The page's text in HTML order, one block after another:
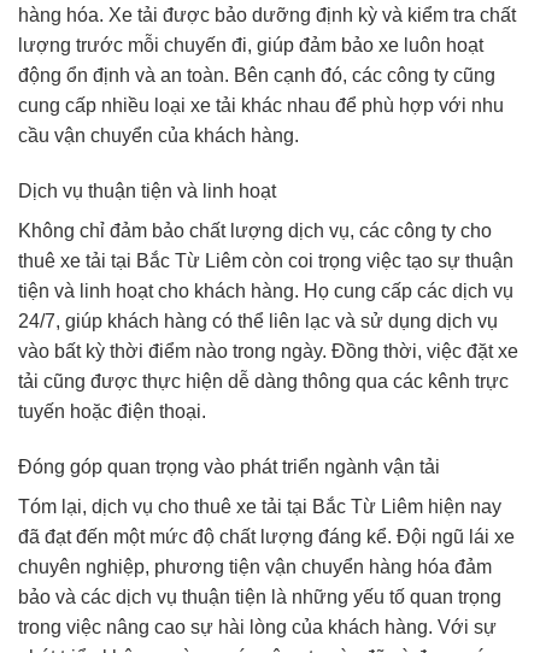
hàng hóa. Xe tải được bảo dưỡng định kỳ và kiểm tra chất
lượng trước mỗi chuyến đi, giúp đảm bảo xe luôn hoạt
động ổn định và an toàn. Bên cạnh đó, các công ty cũng
cung cấp nhiều loại xe tải khác nhau để phù hợp với nhu
cầu vận chuyển của khách hàng.
Dịch vụ thuận tiện và linh hoạt
Không chỉ đảm bảo chất lượng dịch vụ, các công ty cho
thuê xe tải tại Bắc Từ Liêm còn coi trọng việc tạo sự thuận
tiện và linh hoạt cho khách hàng. Họ cung cấp các dịch vụ
24/7, giúp khách hàng có thể liên lạc và sử dụng dịch vụ
vào bất kỳ thời điểm nào trong ngày. Đồng thời, việc đặt xe
tải cũng được thực hiện dễ dàng thông qua các kênh trực
tuyến hoặc điện thoại.
Đóng góp quan trọng vào phát triển ngành vận tải
Tóm lại, dịch vụ cho thuê xe tải tại Bắc Từ Liêm hiện nay
đã đạt đến một mức độ chất lượng đáng kể. Đội ngũ lái xe
chuyên nghiệp, phương tiện vận chuyển hàng hóa đảm
bảo và các dịch vụ thuận tiện là những yếu tố quan trọng
trong việc nâng cao sự hài lòng của khách hàng. Với sự